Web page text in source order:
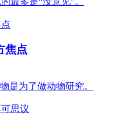
焦点
是为了做动物研究。